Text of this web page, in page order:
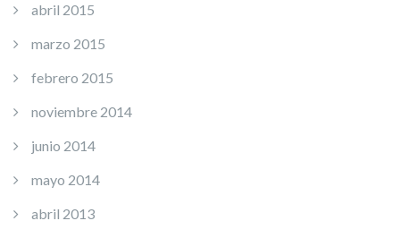
abril 2015
marzo 2015
febrero 2015
noviembre 2014
junio 2014
mayo 2014
abril 2013